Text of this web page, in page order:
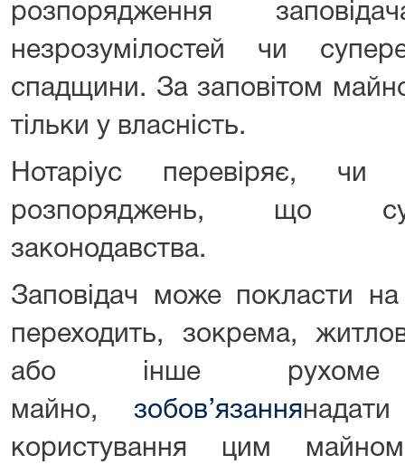
розпорядження
незрозумілостей чи
спадщини. За заповітом
тільки у власність.
Нотаріус перевіряє, чи
розпоряджень, що
законодавства.
Заповідач може покласти
переходить, зокрема,
або інше
майно, зобов’язання
користування цим